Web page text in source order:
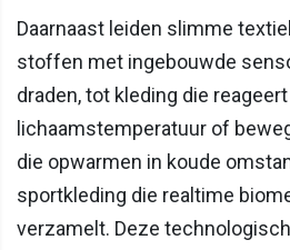
Daarnaast leiden slimme
stoffen met ingebouwde
draden, tot kleding die
lichaamstemperatuur of
die opwarmen in koude
sportkleding die realtime
verzamelt. Deze